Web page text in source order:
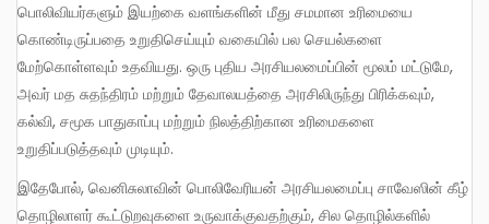
பொலிவியர்களும் இயற்கை வளங்களின் மீது சமமான உரிமையை
கொண்டிருப்பதை உறுதிசெய்யும் வகையில் பல செயல்களை
மேற்கொள்ளவும் உதவியது. ஒரு புதிய அரசியலமைப்பின் மூலம் மட்டுமே,
அவர் மத சுதந்திரம் மற்றும் தேவாலயத்தை அரசிலிருந்து பிரிக்கவும்,
கல்வி, சமூக பாதுகாப்பு மற்றும் நிலத்திற்கான உரிமைகளை
உறுதிப்படுத்தவும் முடியும்.
இதேபோல், வெனிசுலாவின் பொலிவேரியன் அரசியலமைப்பு சாவேஸின் கீழ்
தொழிலாளர் கூட்டுறவுகளை உருவாக்குவதற்கும், சில தொழில்களில்